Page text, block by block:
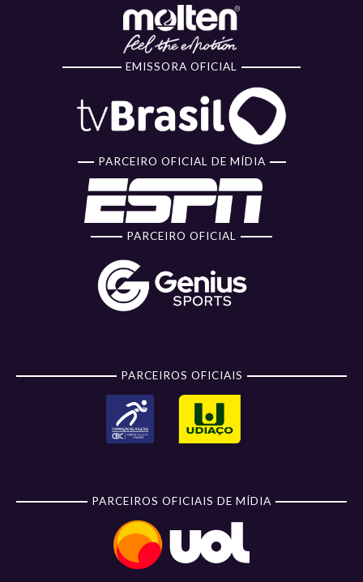
EMISSORA OFICIAL
PARCEIRO OFICIAL DE MÍDIA
PARCEIRO OFICIAL
PARCEIROS OFICIAIS
PARCEIROS OFICIAIS DE MÍDIA